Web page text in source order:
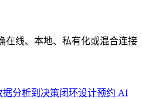
在线、本地、私有化或混合连接
据分析到决策闭环设计预约 AI